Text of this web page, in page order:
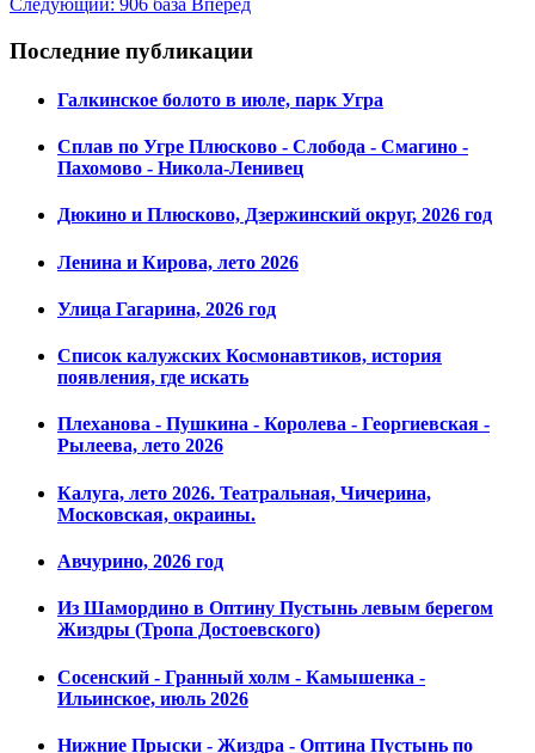
Последние публикации
Галкинское болото в июле, парк Угра
Сплав по Угре Плюсково - Слобода - Смагино -
Пахомово - Никола-Ленивец
Дюкино и Плюсково, Дзержинский округ, 2026 год
Ленина и Кирова, лето 2026
Улица Гагарина, 2026 год
Список калужских Космонавтиков, история
появления, где искать
Плеханова - Пушкина - Королева - Георгиевская -
Рылеева, лето 2026
Калуга, лето 2026. Театральная, Чичерина,
Московская, окраины.
Авчурино, 2026 год
Из Шамордино в Оптину Пустынь левым берегом
Жиздры (Тропа Достоевского)
Сосенский - Гранный холм - Камышенка -
Ильинское, июль 2026
Нижние Прыски - Жиздра - Оптина Пустынь по